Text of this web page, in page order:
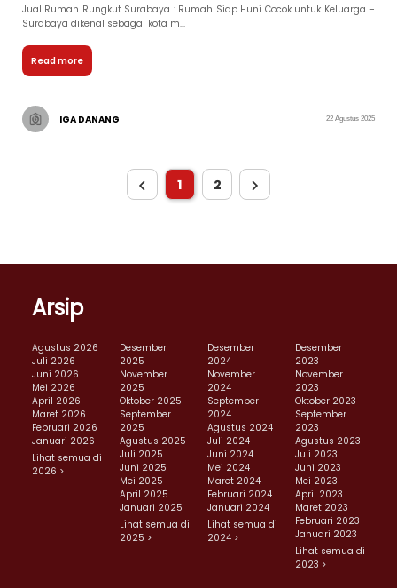
Jual Rumah Rungkut Surabaya : Rumah Siap Huni Cocok untuk Keluarga –
Surabaya dikenal sebagai kota m...
Read more
IGA DANANG 22 Agustus 2025
1 2
Arsip
Agustus 2026
Juli 2026
Juni 2026
Mei 2026
April 2026
Maret 2026
Februari 2026
Januari 2026
Lihat semua di
2026 >
Desember
2025
November
2025
Oktober 2025
September
2025
Agustus 2025
Juli 2025
Juni 2025
Mei 2025
April 2025
Januari 2025
Lihat semua di
2025 >
Desember
2024
November
2024
September
2024
Agustus 2024
Juli 2024
Juni 2024
Mei 2024
Maret 2024
Februari 2024
Januari 2024
Lihat semua di
2024 >
Desember
2023
November
2023
Oktober 2023
September
2023
Agustus 2023
Juli 2023
Juni 2023
Mei 2023
April 2023
Maret 2023
Februari 2023
Januari 2023
Lihat semua di
2023 >